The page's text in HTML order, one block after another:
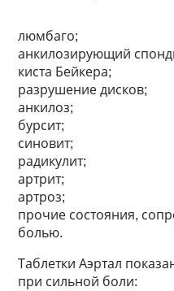
люмбаго;
анкилозирующий
киста Бейкера;
разрушение дисков;
анкилоз;
бурсит;
синовит;
радикулит;
артрит;
артроз;
прочие состояния,
болью.
Таблетки Аэртал
при сильной боли: